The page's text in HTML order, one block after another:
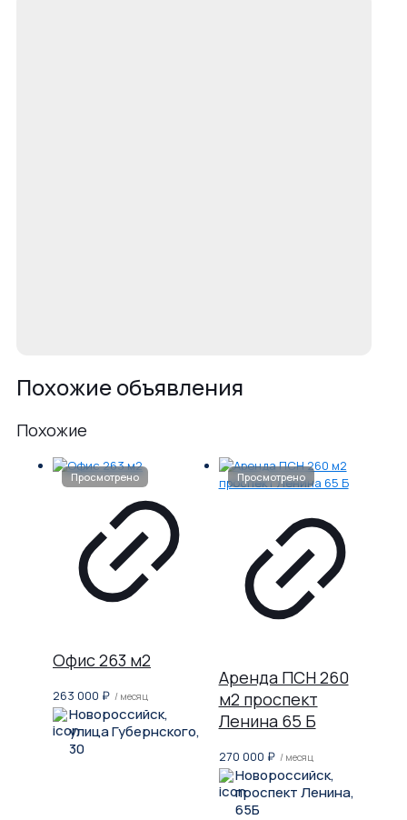
Похожие объявления
Похожие
Офис 263 м2
263 000 ₽ / месяц
Новороссийск,
улица Губернского,
30
Аренда ПСН 260
м2 проспект
Ленина 65 Б
270 000 ₽ / месяц
Новороссийск,
проспект Ленина,
65Б